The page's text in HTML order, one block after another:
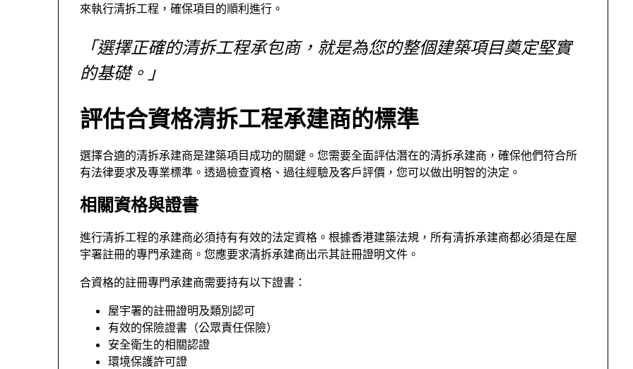
來執行清拆工程，確保項目的順利進行。
「選擇正確的清拆工程承包商，就是為您的整個建築項目奠定堅實
的基礎。」
評估合資格清拆工程承建商的標準
選擇合適的清拆承建商是建築項目成功的關鍵。您需要全面評估潛在的清拆承建商，確保他們符合所
有法律要求及專業標準。透過檢查資格、過往經驗及客戶評價，您可以做出明智的決定。
相關資格與證書
進行清拆工程的承建商必須持有有效的法定資格。根據香港建築法規，所有清拆承建商都必須是在屋
宇署註冊的專門承建商。您應要求清拆承建商出示其註冊證明文件。
合資格的註冊專門承建商需要持有以下證書：
屋宇署的註冊證明及類別認可
有效的保險證書（公眾責任保險）
安全衛生的相關認證
環境保護許可證